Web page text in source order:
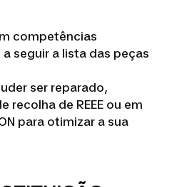
competências
seguir a lista das peças
ser reparado,
recolha de REEE ou em
para otimizar a sua